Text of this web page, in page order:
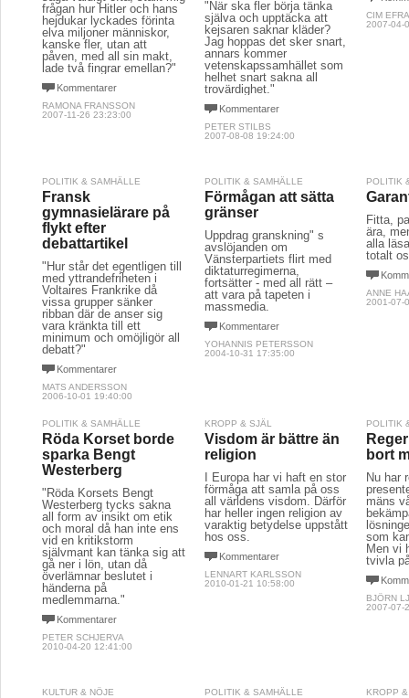
frågan hur Hitler och hans
hejdukar lyckades förinta
elva miljoner människor,
kanske fler, utan att
påven, med all sin makt,
lade två fingrar emellan?"
Kommentarer
RAMONA FRANSSON
2007-11-26 23:23:00
"När ska fler börja tänka
själva och upptäcka att
kejsaren saknar kläder?
Jag hoppas det sker snart,
annars kommer
vetenskapssamhället som
helhet snart sakna all
trovärdighet."
Kommentarer
PETER STILBS
2007-08-08 19:24:00
CIM
2007-04-
POLITIK & SAMHÄLLE
Fransk
gymnasielärare på
flykt efter
debattartikel
"Hur står det egentligen till
med yttrandefriheten i
Voltaires Frankrike då
vissa grupper sänker
ribban där de anser sig
vara kränkta till ett
minimum och omöjligör all
debatt?"
Kommentarer
MATS ANDERSSON
2006-10-01 19:40:00
POLITIK & SAMHÄLLE
Förmågan att sätta
gränser
Uppdrag granskning" s
avslöjanden om
Vänsterpartiets flirt med
diktaturregimerna,
fortsätter - med all rätt –
att vara på tapeten i
massmedia.
Kommentarer
YOHANNIS PETERSSON
2004-10-31 17:35:00
POLITIK
Fitta,
ära,
alla
totalt
ANNE
2001-07-
POLITIK & SAMHÄLLE
Röda Korset borde
sparka Bengt
Westerberg
"Röda Korsets Bengt
Westerberg tycks sakna
all form av insikt om etik
och moral då han inte ens
vid en kritikstorm
självmant kan tänka sig att
gå ner i lön, utan då
överlämnar beslutet i
händerna på
medlemmarna."
Kommentarer
PETER SCHJERVA
2010-04-20 12:41:00
KROPP & SJÄL
Visdom är bättre än
religion
I Europa har vi haft en stor
förmåga att samla på oss
all världens visdom. Därför
har heller ingen religion av
varaktig betydelse uppstått
hos oss.
Kommentarer
LENNART KARLSSON
2010-01-21 10:58:00
POLITIK
bort
Nu har
mäns
som
Men vi
tvivla
BJÖRN
2007-07-
KULTUR & NÖJE POLITIK & SAMHÄLLE KROPP